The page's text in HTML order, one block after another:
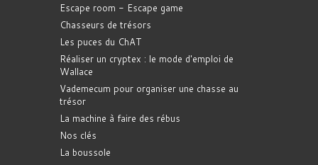
Escape room - Escape game
Chasseurs de trésors
Les puces du ChAT
Réaliser un cryptex : le mode d'emploi de
Wallace
Vademecum pour organiser une chasse au
trésor
La machine à faire des rébus
Nos clés
La boussole